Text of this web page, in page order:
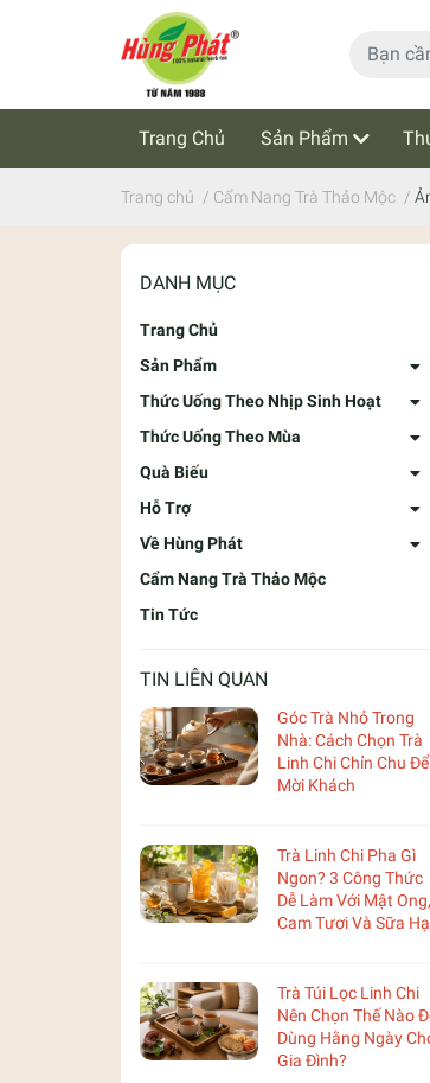
Trang Chủ Sản Phẩm
Cẩm Nang Trà Thảo Mộc Tin
Trang chủ / Cẩm Nang Trà Thảo Mộc /
DANH MỤC
Trang Chủ
Sản Phẩm
Thức Uống Theo Nhịp Sinh Hoạt
Thức Uống Theo Mùa
Quà Biếu
Hỗ Trợ
Về Hùng Phát
Cẩm Nang Trà Thảo Mộc
Tin Tức
TIN LIÊN QUAN
Góc Trà Nhỏ Trong
Nhà: Cách Chọn Trà
Linh Chi Chỉn Chu Để
Mời Khách
Trà Linh Chi Pha Gì
Ngon? 3 Công Thức
Dễ Làm Với Mật Ong,
Cam Tươi Và Sữa
Trà Túi Lọc Linh Chi
Nên Chọn Thế Nào
Dùng Hằng Ngày
Gia Đình?